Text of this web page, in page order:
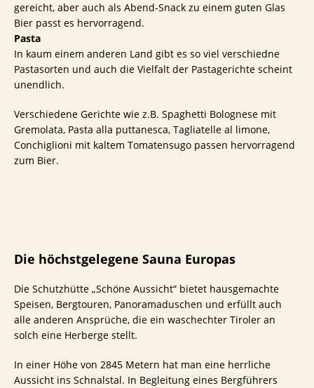
gereicht, aber auch als Abend-Snack zu einem guten Glas
Bier passt es hervorragend.
Pasta
In kaum einem anderen Land gibt es so viel verschiedne
Pastasorten und auch die Vielfalt der Pastagerichte scheint
unendlich.
Verschiedene Gerichte wie z.B. Spaghetti Bolognese mit
Gremolata, Pasta alla puttanesca, Tagliatelle al limone,
Conchiglioni mit kaltem Tomatensugo passen hervorragend
zum Bier.
Die höchstgelegene Sauna Europas
Die Schutzhütte „Schöne Aussicht“ bietet hausgemachte
Speisen, Bergtouren, Panoramaduschen und erfüllt auch
alle anderen Ansprüche, die ein waschechter Tiroler an
solch eine Herberge stellt.
In einer Höhe von 2845 Metern hat man eine herrliche
Aussicht ins Schnalstal. In Begleitung eines Bergführers